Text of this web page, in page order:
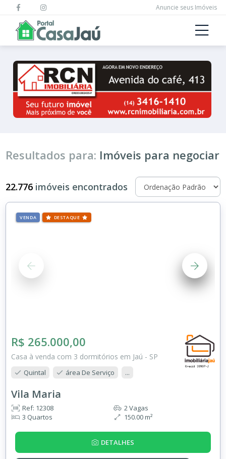
Anuncie seus Imóveis
Resultados para: Imóveis para negociar
22.776 imóveis encontrados
VENDA DESTAQUE
R$ 265.000,00
Casa à venda com 3 dormitórios em Jaú - SP
Quintal área De Serviço ...
Vila Maria
Ref: 12308
3 Quartos
2 Vagas
150.00 m²
DETALHES